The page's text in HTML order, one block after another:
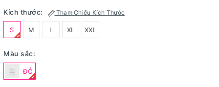
Kích thước: Tham Chiếu Kích Thước
S M L XL XXL
Màu sắc:
ĐỎ